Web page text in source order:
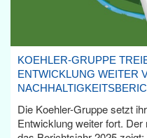
KOEHLER-GRUPPE
ENTWICKLUNG WEITER
Die Koehler-Gruppe setzt
Entwicklung weiter fort.